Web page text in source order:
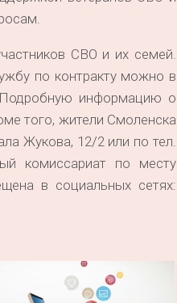
СВО и их семей.
по контракту можно в
Подробную информацию о
того, жители Смоленска
Жукова, 12/2 или по тел.
комиссариат по месту
в социальных сетях: